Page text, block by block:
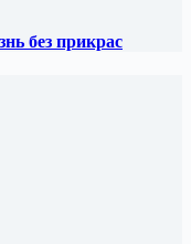
без прикрас